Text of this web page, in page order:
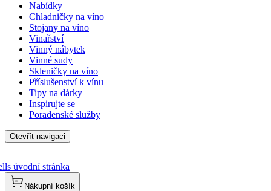
Nabídky
Chladničky na víno
Stojany na víno
Vinařství
Vinný nábytek
Vinné sudy
Skleničky na víno
Příslušenství k vínu
Tipy na dárky
Inspirujte se
Poradenské služby
Otevřít navigaci
úvodní stránka
Nákupní košík